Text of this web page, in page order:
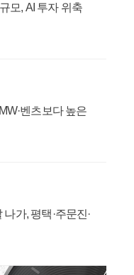
모, AI 투자 위축
벤츠보다 높은
가, 평택·주문진·